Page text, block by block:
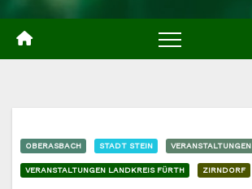
OBERASBACH STADT STEIN VERANSTALTUNGEN
VERANSTALTUNGEN LANDKREIS FÜRTH ZIRNDORF